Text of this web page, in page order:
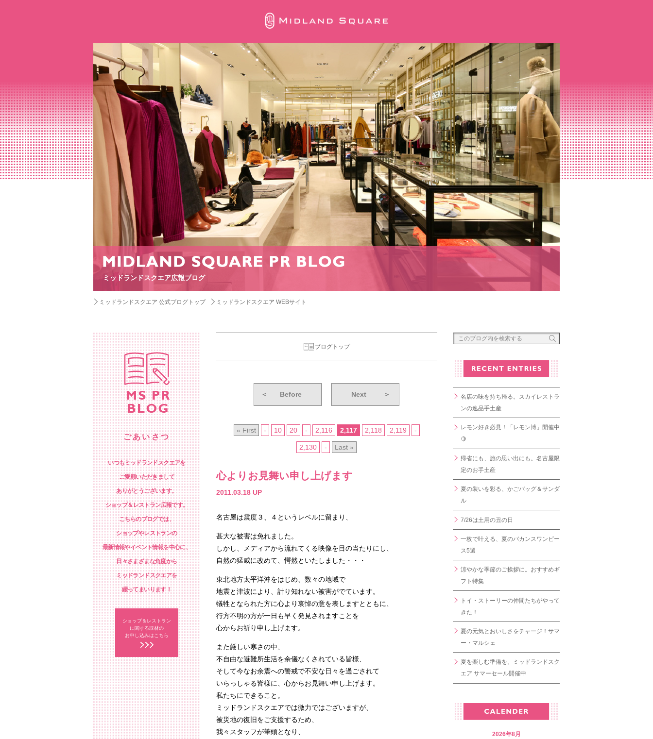
ミッドランドスクエア広報ブログ
ミッドランドスクエア 公式ブログトップ ミッドランドスクエア WEBサイト
ごあいさつ
いつもミッドランドスクエアを
ご愛顧いただきまして
ありがとうございます。
ショップ＆レストラン広報です。
こちらのブログでは、
ショップやレストランの
最新情報やイベント情報を中心に、
日々さまざまな角度から
ミッドランドスクエアを
綴ってまいります！
ショップ＆レストラン
に関する取材の
お申し込みはこちら
ブログトップ
« First
＜ Before
- 10 20 - 2,116 2,117 2,118 2,119 -
2,130 -
Next ＞
Last »
心よりお見舞い申し上げます
2011.03.18 UP
名古屋は震度３、４というレベルに留まり、
甚大な被害は免れました。
しかし、メディアから流れてくる映像を目の当たりにし、
自然の猛威に改めて、愕然といたしました・・・
東北地方太平洋沖をはじめ、数々の地域で
地震と津波により、計り知れない被害がでています。
犠牲となられた方に心より哀悼の意を表しますとともに、
行方不明の方が一日も早く発見されますことを
心からお祈り申し上げます。
また厳しい寒さの中、
不自由な避難所生活を余儀なくされている皆様、
そして今なお余震への警戒で不安な日々を過ごされて
いらっしゃる皆様に、心からお見舞い申し上げます。
私たちにできること。
ミッドランドスクエアでは微力ではございますが、
被災地の復旧をご支援するため、
我々スタッフが筆頭となり、
名店の味を持ち帰る。スカイレストラ
ンの逸品手土産
レモン好き必見！「レモン博」開催中
🍋
帰省にも、旅の思い出にも。名古屋限
定のお手土産
夏の装いを彩る、かごバッグ＆サンダ
ル
7/26は土用の丑の日
一枚で叶える、夏のバカンスワンピー
ス5選
涼やかな季節のご挨拶に。おすすめギ
フト特集
トイ・ストーリーの仲間たちがやって
きた！
夏の元気とおいしさをチャージ！サマ
ー・マルシェ
夏を楽しむ準備を。ミッドランドスク
エア サマーセール開催中
2026年8月